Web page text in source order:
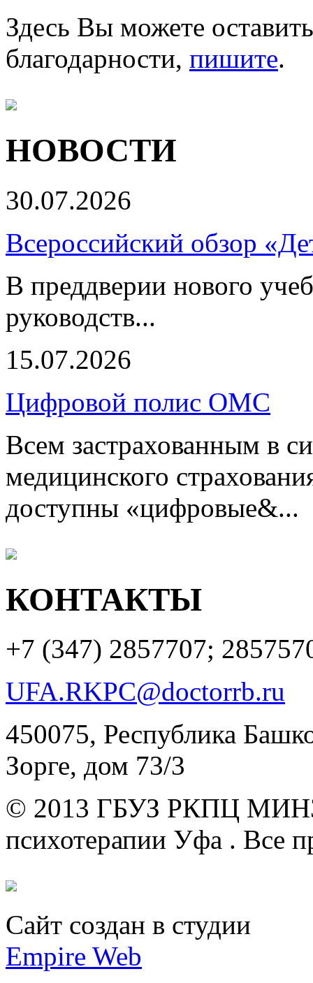
Здесь Вы можете
благодарности, пишите.
НОВОСТИ
30.07.2026
Всероссийский обзор
В преддверии нового
руководств...
15.07.2026
Цифровой полис ОМС
Всем застрахованным в
медицинского
доступны «цифровые&...
КОНТАКТЫ
+7 (347) 2857707;
UFA.RKPC@doctorrb.ru
450075, Республика
Зорге, дом 73/3
© 2013 ГБУЗ РКПЦ
психотерапии Уфа . Все
Сайт создан в студии
Empire Web